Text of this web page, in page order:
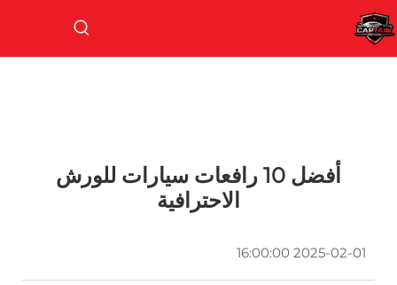
أفضل 10 رافعات سيارات للورش
الاحترافية
2025-02-01 16:00:00